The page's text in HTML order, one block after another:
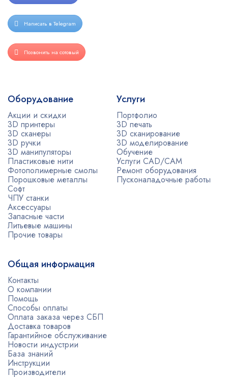
Написать в Telegram
Позвонить на сотовый
Оборудование
Акции и скидки
3D принтеры
3D сканеры
3D ручки
3D манипуляторы
Пластиковые нити
Фотополимерные смолы
Порошковые металлы
Софт
ЧПУ станки
Аксессуары
Запасные части
Литьевые машины
Прочие товары
Услуги
Портфолио
3D печать
3D сканирование
3D моделирование
Обучение
Услуги CAD/CAM
Ремонт оборудования
Пусконаладочные работы
Общая информация
Контакты
О компании
Помощь
Способы оплаты
Оплата заказа через СБП
Доставка товаров
Гарантийное обслуживание
Новости индустрии
База знаний
Инструкции
Производители